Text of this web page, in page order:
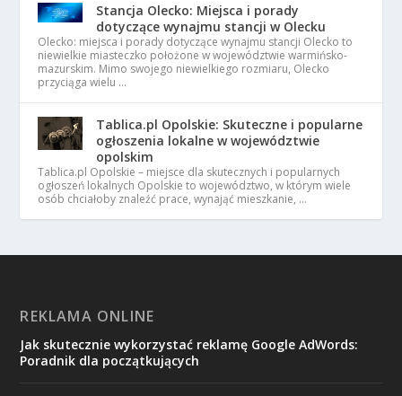
Stancja Olecko: Miejsca i porady
dotyczące wynajmu stancji w Olecku
Olecko: miejsca i porady dotyczące wynajmu stancji Olecko to
niewielkie miasteczko położone w województwie warmińsko-
mazurskim. Mimo swojego niewielkiego rozmiaru, Olecko
przyciąga wielu …
Tablica.pl Opolskie: Skuteczne i popularne
ogłoszenia lokalne w województwie
opolskim
Tablica.pl Opolskie – miejsce dla skutecznych i popularnych
ogłoszeń lokalnych Opolskie to województwo, w którym wiele
osób chciałoby znaleźć prace, wynająć mieszkanie, …
REKLAMA ONLINE
Jak skutecznie wykorzystać reklamę Google AdWords:
Poradnik dla początkujących